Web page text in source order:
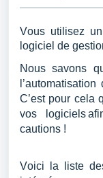
Vous utilisez
logiciel de
Nous savons
C’est pour cela
vos logiciels
cautions !
Voici la liste